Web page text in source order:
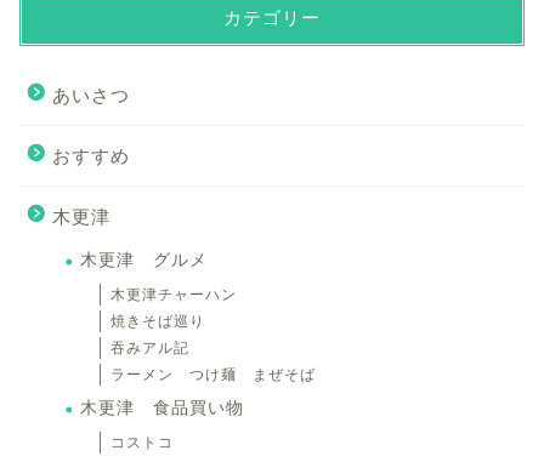
カテゴリー
あいさつ
おすすめ
木更津
木更津 グルメ
木更津チャーハン
焼きそば巡り
吞みアル記
ラーメン つけ麺 まぜそば
木更津 食品買い物
コストコ